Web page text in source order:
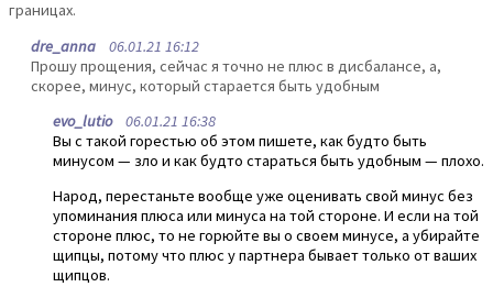
границах.
dre_anna 06.01.21 16:12
Прошу прощения, сейчас я точно не плюс в дисбалансе, а,
скорее, минус, который старается быть удобным
evo_lutio06.01.21 16:38
Вы с такой горестью об этом пишете, как будто быть
минусом — зло и как будто стараться быть удобным — плохо.
Народ, перестаньте вообще уже оценивать свой минус без
упоминания плюса или минуса на той стороне. И если на той
стороне плюс, то не горюйте вы о своем минусе, а убирайте
щипцы, потому что плюс у партнера бывает только от ваших
щипцов.